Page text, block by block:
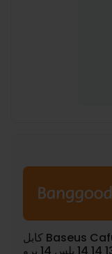
كابل Baseus Cafule PD 20W النوع C إلى iP سريع